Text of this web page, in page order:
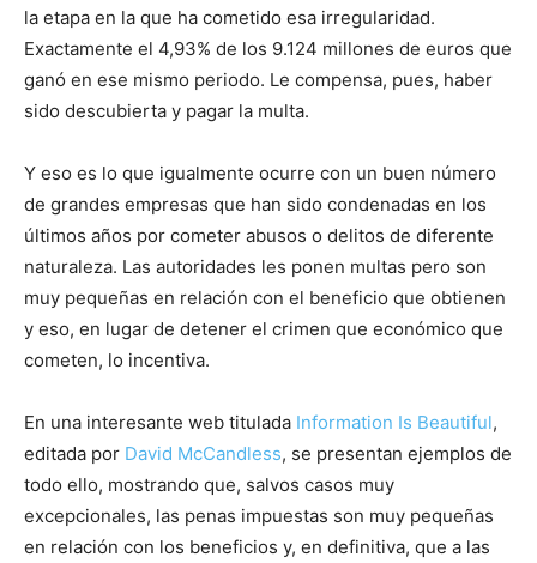
la etapa en la que ha cometido esa irregularidad.
Exactamente el 4,93% de los 9.124 millones de euros que
ganó en ese mismo periodo. Le compensa, pues, haber
sido descubierta y pagar la multa.
Y eso es lo que igualmente ocurre con un buen número
de grandes empresas que han sido condenadas en los
últimos años por cometer abusos o delitos de diferente
naturaleza. Las autoridades les ponen multas pero son
muy pequeñas en relación con el beneficio que obtienen
y eso, en lugar de detener el crimen que económico que
cometen, lo incentiva.
En una interesante web titulada Information Is Beautiful,
editada por David McCandless, se presentan ejemplos de
todo ello, mostrando que, salvos casos muy
excepcionales, las penas impuestas son muy pequeñas
en relación con los beneficios y, en definitiva, que a las